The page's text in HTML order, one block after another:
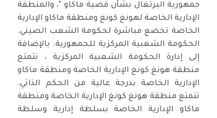
جمهورية البرتغال بشأن قضية ماكاو "، والمنطقة
الإدارية الخاصة لهونغ كونغ ومنطقة ماكاو الإدارية
الخاصة تخضع مباشرة لحكومة الشعب الصيني.
الحكومة الشعبية المركزية للجمهورية. بالإضافة
إلى إدارة الحكومة الشعبية المركزية ، تتمتع
منطقة هونغ كونغ الإدارية الخاصة ومنطقة ماكاو
الإدارية الخاصة بدرجة عالية من الحكم الذاتي.
تتمتع منطقة هونغ كونغ الإدارية الخاصة ومنطقة
ماكاو الإدارية الخاصة بسلطة إدارية وسلطة